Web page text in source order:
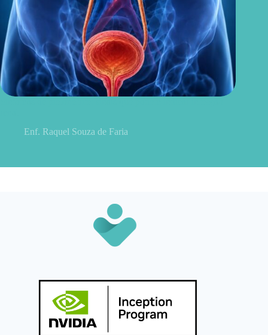
Enf. Raquel Souza de Faria